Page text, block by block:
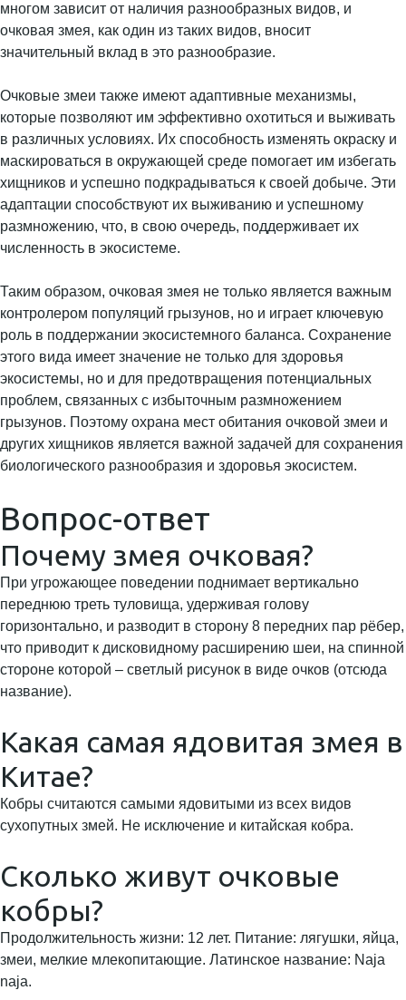
многом зависит от наличия разнообразных видов, и
очковая змея, как один из таких видов, вносит
значительный вклад в это разнообразие.
Очковые змеи также имеют адаптивные механизмы,
которые позволяют им эффективно охотиться и выживать
в различных условиях. Их способность изменять окраску и
маскироваться в окружающей среде помогает им избегать
хищников и успешно подкрадываться к своей добыче. Эти
адаптации способствуют их выживанию и успешному
размножению, что, в свою очередь, поддерживает их
численность в экосистеме.
Таким образом, очковая змея не только является важным
контролером популяций грызунов, но и играет ключевую
роль в поддержании экосистемного баланса. Сохранение
этого вида имеет значение не только для здоровья
экосистемы, но и для предотвращения потенциальных
проблем, связанных с избыточным размножением
грызунов. Поэтому охрана мест обитания очковой змеи и
других хищников является важной задачей для сохранения
биологического разнообразия и здоровья экосистем.
Вопрос-ответ
Почему змея очковая?
При угрожающее поведении поднимает вертикально
переднюю треть туловища, удерживая голову
горизонтально, и разводит в сторону 8 передних пар рёбер,
что приводит к дисковидному расширению шеи, на спинной
стороне которой – светлый рисунок в виде очков (отсюда
название).
Какая самая ядовитая змея в
Китае?
Кобры считаются самыми ядовитыми из всех видов
сухопутных змей. Не исключение и китайская кобра.
Сколько живут очковые
кобры?
Продолжительность жизни: 12 лет. Питание: лягушки, яйца,
змеи, мелкие млекопитающие. Латинское название: Naja
naja.